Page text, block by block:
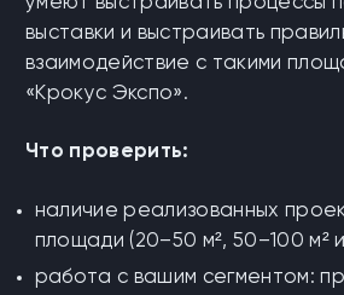
выставки и выстраивать
взаимодействие с такими
«Крокус Экспо».
Что проверить:
наличие реализованных
площади (20–50 м², 50–100 м²
работа с вашим сегментом: